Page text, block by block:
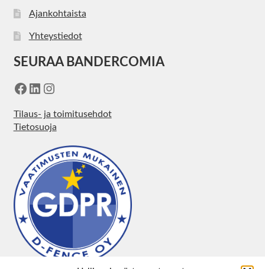
Ajankohtaista
Yhteystiedot
SEURAA BANDERCOMIA
Facebook
LinkedIn
Instagram
Tilaus- ja toimitusehdot
Tietosuoja